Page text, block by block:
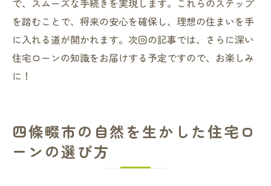
で、スムーズな手続きを実現します。これらのステップ
を踏むことで、将来の安心を確保し、理想の住まいを手
に入れる道が開かれます。次回の記事では、さらに深い
住宅ローンの知識をお届けする予定ですので、お楽しみ
に！
四條畷市の自然を生かした住宅ロ
ーンの選び方